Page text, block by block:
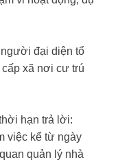
đại diện tổ
xã nơi cư trú
hạn trả lời:
việc kể từ ngày
quản lý nhà